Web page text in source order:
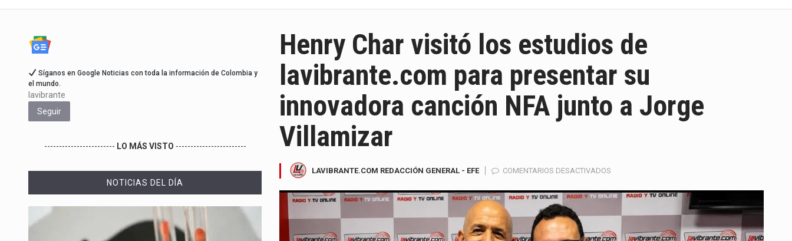
Henry Char visitó los estudios de
lavibrante.com para presentar su
innovadora canción NFA junto a Jorge
Villamizar
LAVIBRANTE.COM REDACCIÓN GENERAL - EFE COMENTARIOS DESACTIVADOS
CHAR
LOS
ESTUDIOS
Síganos en Google Noticias con toda la información de Colombia y
el mundo.
lavibrante
Seguir
------------------------ LO MÁS VISTO ------------------------
NOTICIAS DEL DÍA